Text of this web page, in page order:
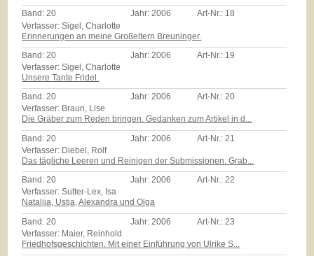
Band:20 Jahr:2006 Art-Nr.: 18
Verfasser: Sigel, Charlotte
Erinnerungen an meine Großeltern Breuninger.
Band:20 Jahr:2006 Art-Nr.: 19
Verfasser: Sigel, Charlotte
Unsere Tante Fridel.
Band:20 Jahr:2006 Art-Nr.:20
Verfasser: Braun, Lise
Die Gräber zum Reden bringen. Gedanken zum Artikel in d...
Band: 20 Jahr: 2006 Art-Nr.: 21
Verfasser: Diebel, Rolf
Das tägliche Leeren und Reinigen der Submissionen. Grab...
Band:20 Jahr:2006 Art-Nr.:22
Verfasser: Sutter-Lex, Isa
Natalija, Ustja, Alexandra und Olga
Band: 20 Jahr: 2006 Art-Nr.: 23
Verfasser: Maier, Reinhold
Friedhofsgeschichten. Mit einer Einführung von Ulrike S...